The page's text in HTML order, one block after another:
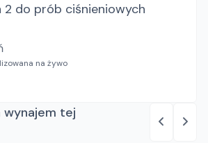
2 do prób ciśnieniowych
na żywo
wynajem tej